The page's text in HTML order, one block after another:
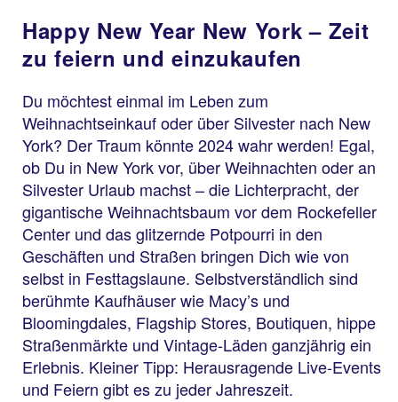
Happy New Year New York – Zeit
zu feiern und einzukaufen
Du möchtest einmal im Leben zum
Weihnachtseinkauf oder über Silvester nach New
York? Der Traum könnte 2024 wahr werden! Egal,
ob Du in New York vor, über Weihnachten oder an
Silvester Urlaub machst – die Lichterpracht, der
gigantische Weihnachtsbaum vor dem Rockefeller
Center und das glitzernde Potpourri in den
Geschäften und Straßen bringen Dich wie von
selbst in Festtagslaune. Selbstverständlich sind
berühmte Kaufhäuser wie Macy’s und
Bloomingdales, Flagship Stores, Boutiquen, hippe
Straßenmärkte und Vintage-Läden ganzjährig ein
Erlebnis. Kleiner Tipp: Herausragende Live-Events
und Feiern gibt es zu jeder Jahreszeit.